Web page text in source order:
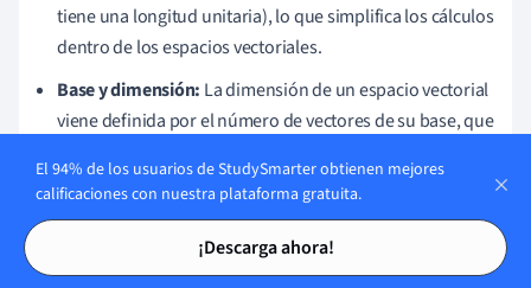
Tarjetas de estudio
Tarjetas de estudio
tiene una longitud unitaria), lo que simplifica los cálculos
dentro de los espacios vectoriales.
Base y dimensión: La dimensión de un espacio vectorial
viene definida por el número de vectores de su base, que
elegida, lo que permite conocer las características del
espacio.
El 94% de los usuarios de StudySmarter obtienen mejores
calificaciones con nuestra plataforma gratuita.
¡Descarga ahora!